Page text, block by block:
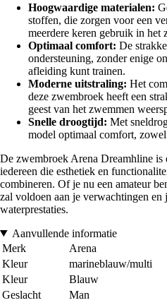
Hoogwaardige materialen:
stoffen, die zorgen voor een
meerdere keren gebruik in het
Optimaal comfort: De
ondersteuning, zonder enige
afleiding kunt trainen.
Moderne uitstraling: Het
deze zwembroek heeft een
geest van het zwemmen
Snelle droogtijd: Met
model optimaal comfort,
De zwembroek Arena Dreamhline is
iedereen die esthetiek en
combineren. Of je nu een amateur
zal voldoen aan je verwachtingen en
waterprestaties.
Aanvullende informatie
Merk
Arena
Kleur
marineblauw/multi
Kleur
Blauw
Geslacht
Man